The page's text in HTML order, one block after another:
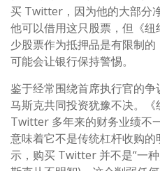
买 Twitter，因为他的大部分
他可以借用这只股票，但《
少股票作为抵押品是有限制
可能会让银行保持警惕。
鉴于经常围绕首席执行官的
马斯克共同投资犹豫不决。《
Twitter 多年来的财务业绩不
意味着它不是传统杠杆收购
示，购买 Twitter 并不是“一